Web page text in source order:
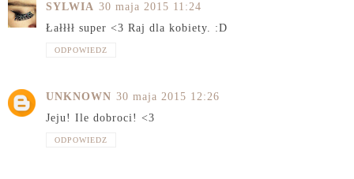
SYLWIA 30 maja 2015 11:24
Łałłłł super <3 Raj dla kobiety. :D
ODPOWIEDZ
UNKNOWN 30 maja 2015 12:26
Jeju! Ile dobroci! <3
ODPOWIEDZ